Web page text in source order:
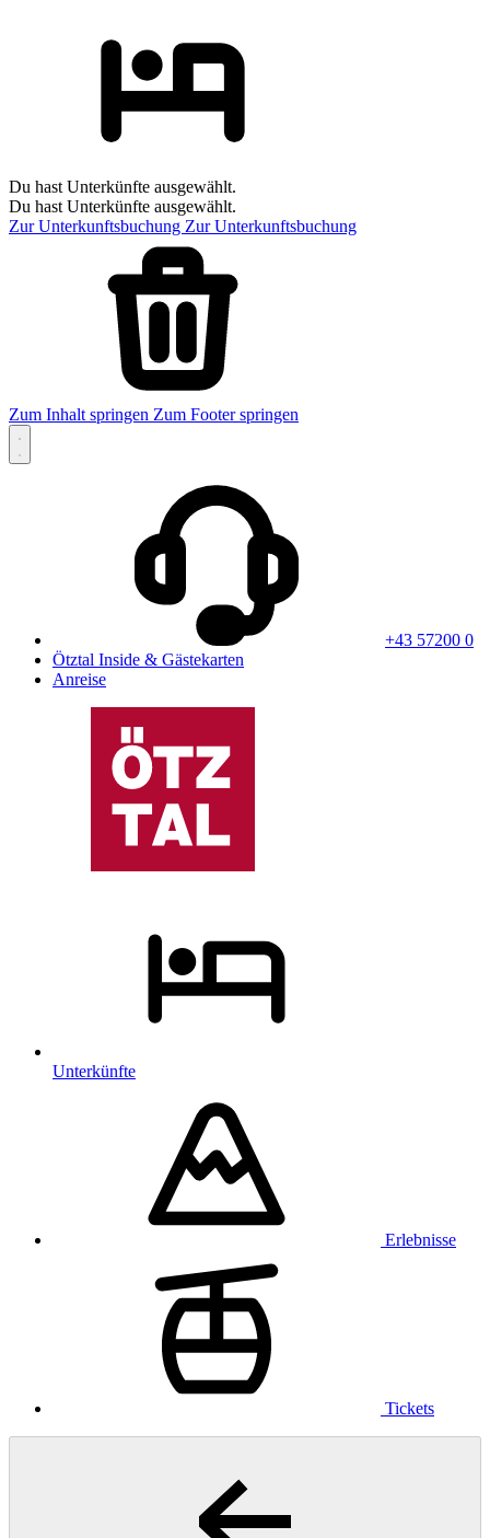
Du hast Unterkünfte ausgewählt.
Du hast Unterkünfte ausgewählt.
Zur Unterkunftsbuchung Zur Unterkunftsbuchung
Zum Inhalt springen Zum Footer springen
+43 57200 0
Ötztal Inside & Gästekarten
Anreise
Unterkünfte
Erlebnisse
Tickets